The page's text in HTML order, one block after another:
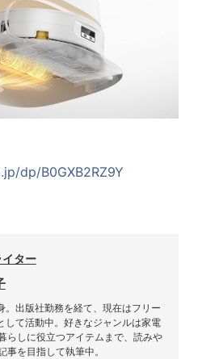
dp/B0GXB2RZ9Y
ター
。出版社勤務を経て、現在はフリー
して活動中。好きなジャンルは家電
らしに役立つアイテムまで、読みや
を目指して執筆中。